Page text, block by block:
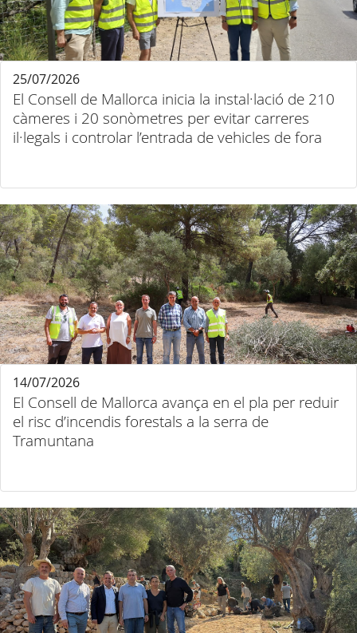
El Consell de Mallorca inicia la instal·lació de 210
càmeres i 20 sonòmetres per evitar carreres
il·legals i controlar l’entrada de vehicles de fora
25/07/2026
El Consell de Mallorca avança en el pla per reduir
el risc d’incendis forestals a la serra de
Tramuntana
14/07/2026